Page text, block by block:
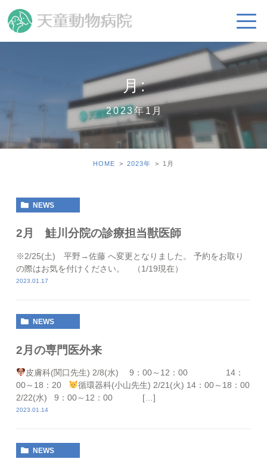
月:
2023年1月
HOME 2023年 1 月
NEWS
2月 鮭川分院の診療担当獣医師
※2/25(土) 平野→佐藤 へ変更となりました。 予約をお取り
の際はお気を付けください。 （1/19現在）
2023.01.17
NEWS
2月の専門医外来
皮膚科(関口先生) 2/8(水) 9：00～12：00 14：
00～18：20
循環器科(小山先生) 2/21(火) 14：00～18：00
2/22(水) 9：00～12：00 […]
2023.01.14
NEWS